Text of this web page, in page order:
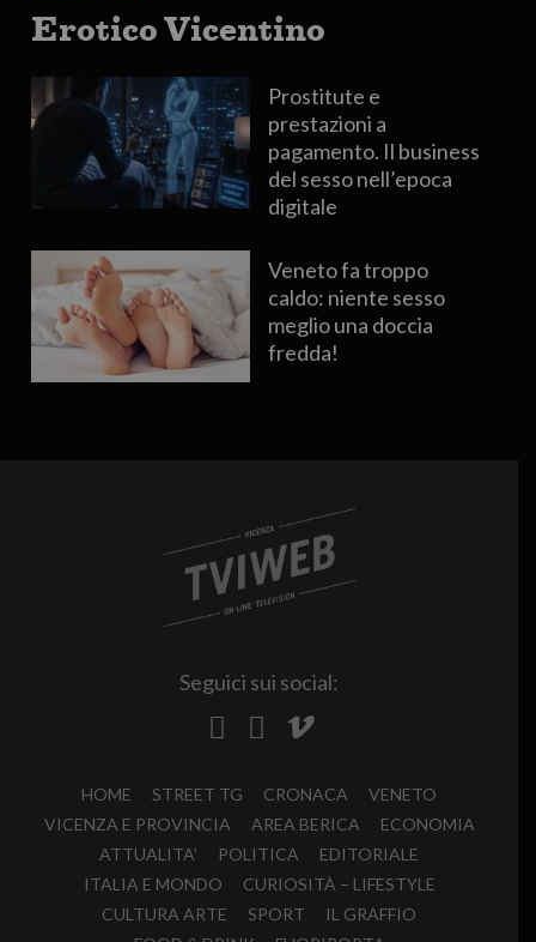
Erotico Vicentino
Prostitute e
prestazioni a
pagamento. Il business
del sesso nell’epoca
digitale
Veneto fa troppo
caldo: niente sesso
meglio una doccia
fredda!
Seguici sui social:
HOME STREET TG CRONACA
VENETO
VICENZA E PROVINCIA
AREA BERICA
ECONOMIA
ATTUALITA’
POLITICA
EDITORIALE
ITALIA E MONDO
CURIOSITÀ – LIFESTYLE
CULTURA ARTE
SPORT
IL GRAFFIO